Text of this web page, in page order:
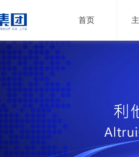
首页
送服务 解决方案
机械工业